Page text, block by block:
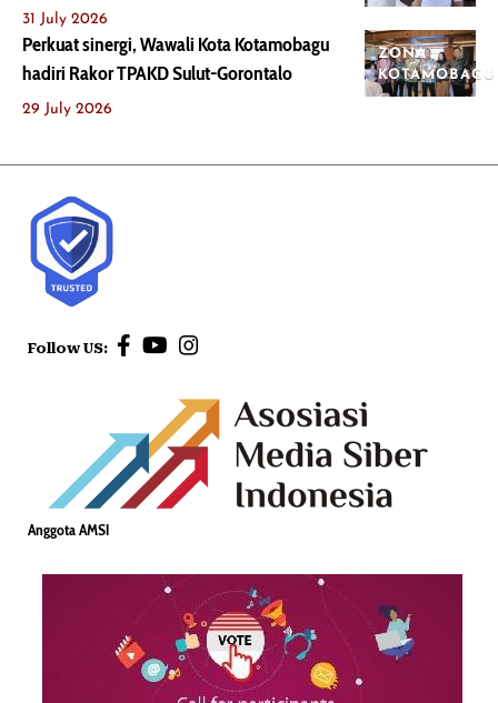
31 July 2026
ZONA
KOTAMOBAGU
Perkuat sinergi, Wawali Kota Kotamobagu
hadiri Rakor TPAKD Sulut-Gorontalo
29 July 2026
Follow US:
Anggota AMSI